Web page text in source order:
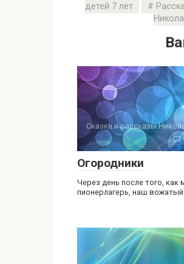
детей 7 лет
Сказки и рассказы
Огородники
Через день после того, как
пионерлагерь, наш вожатый